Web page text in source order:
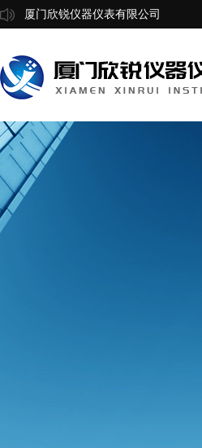
厦门欣锐仪器仪表有限公司